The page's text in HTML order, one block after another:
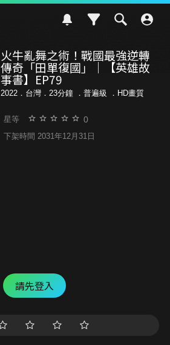
火牛亂舞之術！戰國最強逆轉
傳奇「田單復國」｜【英雄故
事書】EP79
2022．台灣．23分鐘 ． 普遍級 ．HD畫質
星等 0
下架時間 2031年12月31日
請先登入